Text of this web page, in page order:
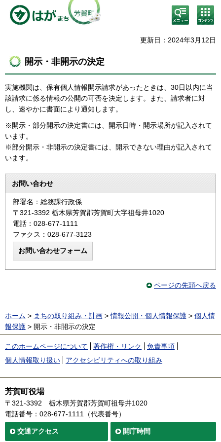
検
索・
メニ
コン
テン
ニュ
更新日：2024年3月12日
開示・非開示の決定
実施機関は、保有個人情報開示請求があったときは、30日以内に当
該請求に係る情報の公開の可否を決定します。また、請求者に対
し、速やかに書面により通知します。
※開示・部分開示の決定書には、開示日時・開示場所が記入されて
います。
※部分開示・非開示の決定書には、開示できない理由が記入されて
います。
お問い合わせ
部署名：総務課行政係
〒321-3392 栃木県芳賀郡芳賀町大字祖母井1020
電話：028-677-1111
ファクス：028-677-3123
ページの先頭へ戻る
ホーム > まちの取り組み・計画 >情報公開・個人情報保護 > 個人情
報保護 > 開示・非開示の決定
このホームページについて 著作権・リンク
免責事項
個人情報取り扱い
アクセシビリティへの取り組み
芳賀町役場
〒321-3392
栃木県芳賀郡芳賀町祖母井1020
電話番号：028-677-1111（代表番号）
交通アクセス 開庁時間